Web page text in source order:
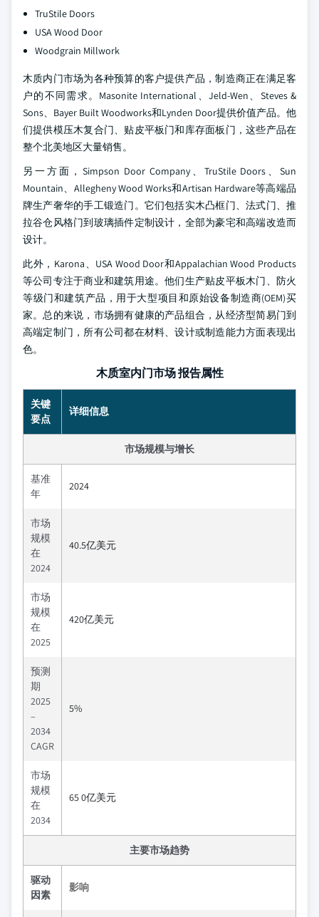
TruStile Doors
USA Wood Door
Woodgrain Millwork
木质内门市场为各种预算的客户提供产品，制造商正在满足客
户的不同需求。Masonite International、Jeld-Wen、Steves &
Sons、Bayer Built Woodworks和Lynden Door提供价值产品。他
们提供模压木复合门、贴皮平板门和库存面板门，这些产品在
整个北美地区大量销售。
另一方面，Simpson Door Company、TruStile Doors、Sun
Mountain、Allegheny Wood Works和Artisan Hardware等高端品
牌生产奢华的手工锻造门。它们包括实木凸框门、法式门、推
拉谷仓风格门到玻璃插件定制设计，全部为豪宅和高端改造而
设计。
此外，Karona、USA Wood Door和Appalachian Wood Products
等公司专注于商业和建筑用途。他们生产贴皮平板木门、防火
等级门和建筑产品，用于大型项目和原始设备制造商(OEM)买
家。总的来说，市场拥有健康的产品组合，从经济型简易门到
高端定制门，所有公司都在材料、设计或制造能力方面表现出
色。
木质室内门市场 报告属性
关键
要点
详细信息
市场规模与增长
基准
年
2024
市场
规模
在
2024
40.5亿美元
市场
规模
在
2025
420亿美元
预测
期
2025
–
2034
CAGR
5%
市场
规模
在
2034
65 0亿美元
主要市场趋势
驱动
因素
影响